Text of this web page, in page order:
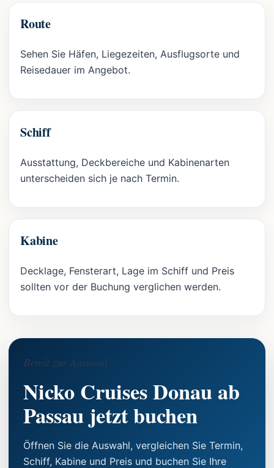
Route
Sehen Sie Häfen, Liegezeiten, Ausflugsorte und
Reisedauer im Angebot.
Schiff
Ausstattung, Deckbereiche und Kabinenarten
unterscheiden sich je nach Termin.
Kabine
Decklage, Fensterart, Lage im Schiff und Preis
sollten vor der Buchung verglichen werden.
Bereit zur Auswahl
Nicko Cruises Donau ab
Passau jetzt buchen
Öffnen Sie die Auswahl, vergleichen Sie Termin,
Schiff, Kabine und Preis und buchen Sie Ihre